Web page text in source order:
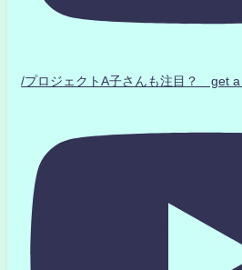
/プロジェクトA子さんも注目？ get a